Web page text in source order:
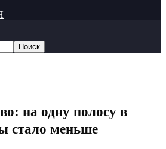
на одну полосу в
стало меньше